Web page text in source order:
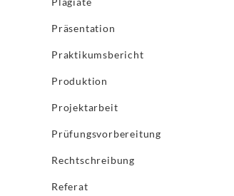
Präsentation
Praktikumsbericht
Produktion
Projektarbeit
Prüfungsvorbereitung
Rechtschreibung
Referat